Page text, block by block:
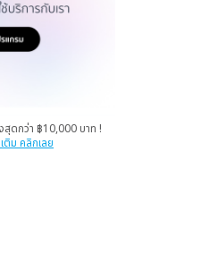
สุดกว่า ฿10,000 บาท !
ติม คลิกเลย